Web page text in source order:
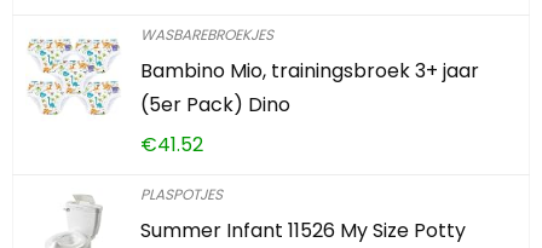
WASBAREBROEKJES
Bambino Mio, trainingsbroek 3+ jaar
(5er Pack) Dino
€41.52
PLASPOTJES
Summer Infant 11526 My Size Potty